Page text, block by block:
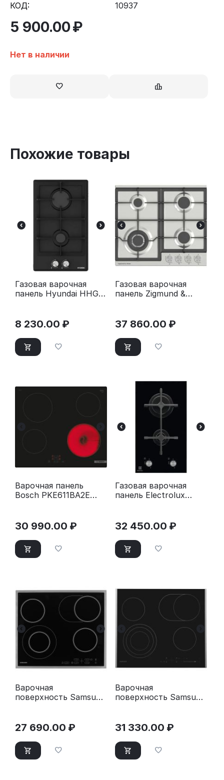
КОД:
10937
5 900.00₽
Нет в наличии
Похожие товары
Газовая варочная
панель Hyundai HHG
8 230.00 ₽
Газовая варочная
панель Zigmund &
37 860.00 ₽
Варочная панель
Bosch PKE611BA2E
30 990.00 ₽
Газовая варочная
панель Electrolux
32 450.00 ₽
Варочная
поверхность Samsung
27 690.00 ₽
Варочная
поверхность Samsung
31 330.00 ₽